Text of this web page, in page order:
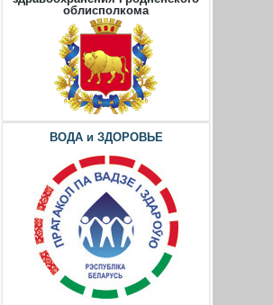
облисполкома
ВОДА и ЗДОРОВЬЕ